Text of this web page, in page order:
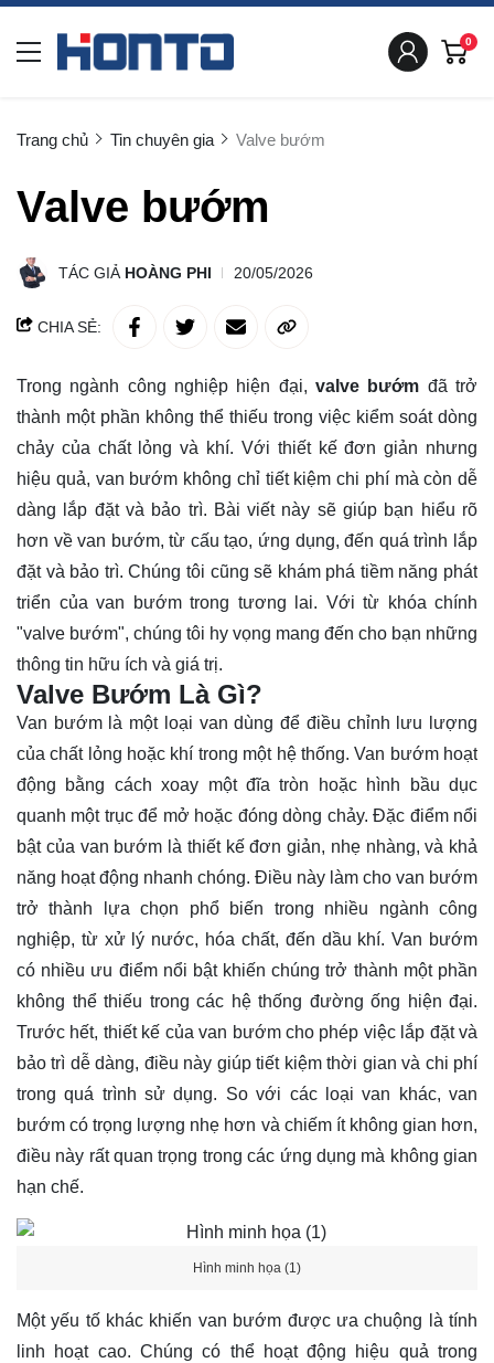
0
Trang chủ Tin chuyên gia Valve bướm
Valve bướm
TÁC GIẢ HOÀNG PHI 20/05/2026
CHIA SẺ:
Trong ngành công nghiệp hiện đại, valve bướm đã trở
thành một phần không thể thiếu trong việc kiểm soát dòng
chảy của chất lỏng và khí. Với thiết kế đơn giản nhưng
hiệu quả, van bướm không chỉ tiết kiệm chi phí mà còn dễ
dàng lắp đặt và bảo trì. Bài viết này sẽ giúp bạn hiểu rõ
hơn về van bướm, từ cấu tạo, ứng dụng, đến quá trình lắp
đặt và bảo trì. Chúng tôi cũng sẽ khám phá tiềm năng phát
triển của van bướm trong tương lai. Với từ khóa chính
"valve bướm", chúng tôi hy vọng mang đến cho bạn những
thông tin hữu ích và giá trị.
Valve Bướm Là Gì?
Van bướmlà một loại van dùng để điều chỉnh lưu lượng
của chất lỏng hoặc khí trong một hệ thống. Van bướm hoạt
động bằng cách xoay một đĩa tròn hoặc hình bầu dục
quanh một trục để mở hoặc đóng dòng chảy. Đặc điểm nổi
bật của van bướm là thiết kế đơn giản, nhẹ nhàng, và khả
năng hoạt động nhanh chóng. Điều này làm cho van bướm
trở thành lựa chọn phổ biến trong nhiều ngành công
nghiệp, từ xử lý nước, hóa chất, đến dầu khí. Van bướm
có nhiều ưu điểm nổi bật khiến chúng trở thành một phần
không thể thiếu trong các hệ thống đường ống hiện đại.
Trước hết, thiết kế của van bướm cho phép việc lắp đặt và
bảo trì dễ dàng, điều này giúp tiết kiệm thời gian và chi phí
trong quá trình sử dụng. So với các loại van khác, van
bướm có trọng lượng nhẹ hơn và chiếm ít không gian hơn,
điều này rất quan trọng trong các ứng dụng mà không gian
hạn chế.
Hình minh họa (1)
Một yếu tố khác khiến van bướm được ưa chuộng là tính
linh hoạt cao. Chúng có thể hoạt động hiệu quả trong